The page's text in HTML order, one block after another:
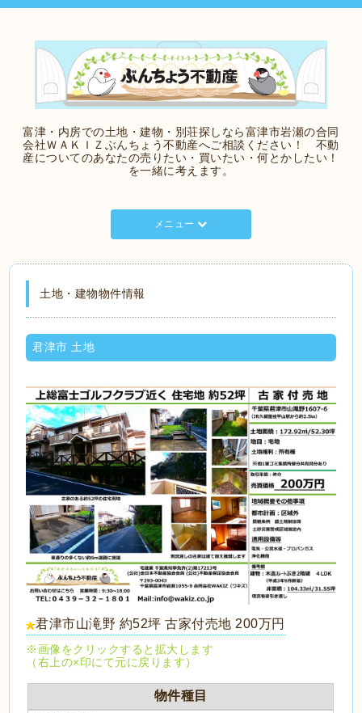
富津・内房での土地・建物・別荘探しなら富津市岩瀬の合同
会社ＷＡＫＩＺぶんちょう不動産へご相談ください！ 不動
産についてのあなたの売りたい・買いたい・何とかしたい！
を一緒に考えます。
メニュー
土地・建物物件情報
君津市 土地
君津市山滝野 約52坪 古家付売地 200万円
※画像をクリックすると拡大します
（右上の×印にて元に戻ります）
物件種目